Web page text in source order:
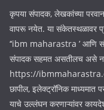
कृपया संपादक, लेखकांच्या
वापरू नयेत. या संकेतस्थळावर
‘‘ibm maharastra ’ आणि
संपादक सहमत असतीलच असे
https://
छापील, इलेक्ट्रॉनिक माध्यमात
याचे उल्लंघन करणाऱ्यांवर